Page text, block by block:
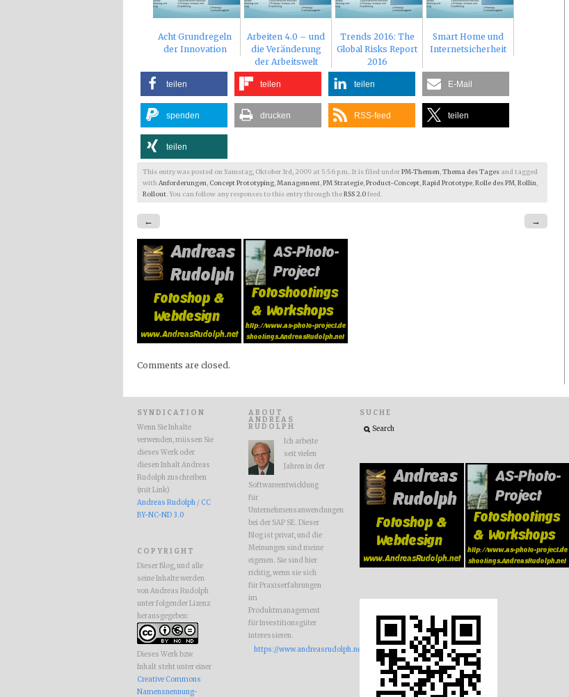
Acht Grundregeln
der Innovation
Arbeiten 4.0 – und
die Veränderung
der Arbeitswelt
Trends 2016: The
Global Risks Report
2016
Smart Home und
Internetsicherheit
teilen teilen teilen E-Mail
spenden drucken RSS-feed teilen
teilen
This entry was posted on Samstag, Oktober 3rd, 2009 at 5:56 p.m.. It is filed underPM-Themen,Thema des Tages and tagged
with Anforderungen, Concept Prototyping,Management,PM Strategie,Product-Concept,Rapid Prototype,Rolle des PM,Rollin,
Rollout. You can follow any responses to this entry through theRSS 2.0feed.
← →
Comments are closed.
SYNDICATION
Wenn Sie Inhalte
verwenden, müssen Sie
dieses Werk oder
diesen Inhalt Andreas
Rudolph zuschreiben
(mit Link)
Andreas Rudolph / CC
BY-NC-ND 3.0
COPYRIGHT
Dieser Blog, und alle
seine Inhalte werden
von Andreas Rudolph
unter folgender Lizenz
herausgegeben:
Dieses Werk bzw.
Inhalt steht unter einer
Creative Commons
Namensnennung-
ABOUT
ANDREAS
RUDOLPH
Ich arbeite
seit vielen
Jahren in der
Softwareentwicklung
für
Unternehmensanwendungen
bei der SAP SE. Dieser
Blog ist privat, und die
Meinungen sind meine
eigenen. Sie sind hier
richtig, wenn sie sich
für Praxiserfahrungen
im
Produktmanagement
für Investitionsgüter
interessieren.
https://www.andreasrudolph.net
SUCHE